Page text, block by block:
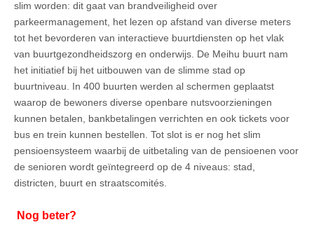
slim worden: dit gaat van brandveiligheid over
parkeermanagement, het lezen op afstand van diverse meters
tot het bevorderen van interactieve buurtdiensten op het vlak
van buurtgezondheidszorg en onderwijs. De Meihu buurt nam
het initiatief bij het uitbouwen van de slimme stad op
buurtniveau. In 400 buurten werden al schermen geplaatst
waarop de bewoners diverse openbare nutsvoorzieningen
kunnen betalen, bankbetalingen verrichten en ook tickets voor
bus en trein kunnen bestellen. Tot slot is er nog het slim
pensioensysteem waarbij de uitbetaling van de pensioenen voor
de senioren wordt geïntegreerd op de 4 niveaus: stad,
districten, buurt en straatscomités.
Nog beter?